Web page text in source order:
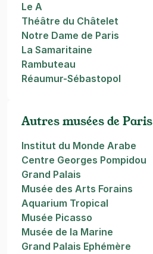
Le A
Théâtre du Châtelet
Notre Dame de Paris
La Samaritaine
Rambuteau
Réaumur-Sébastopol
Autres musées de Paris
Institut du Monde Arabe
Centre Georges Pompidou
Grand Palais
Musée des Arts Forains
Aquarium Tropical
Musée Picasso
Musée de la Marine
Grand Palais Ephémère